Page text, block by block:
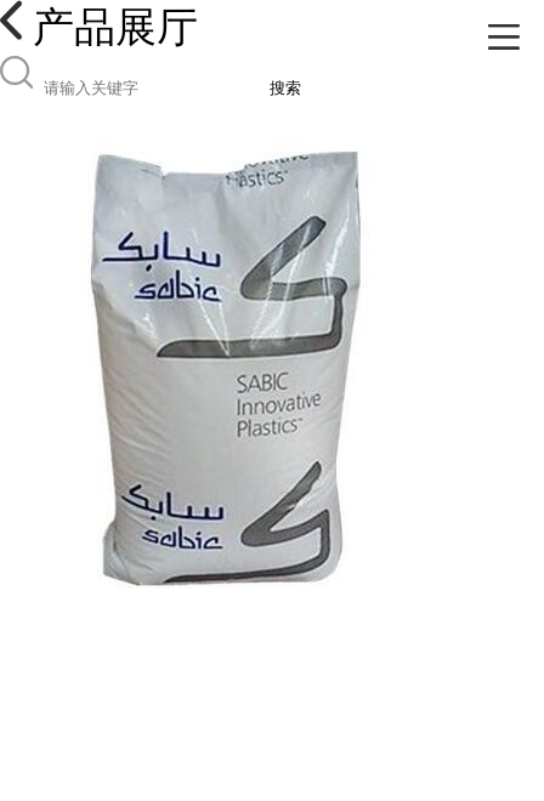
产品展厅
搜索